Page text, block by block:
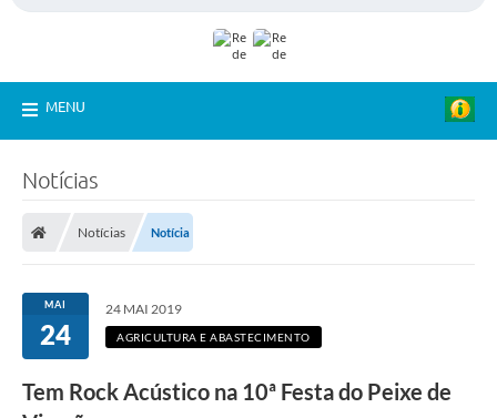
MENU
Notícias
Notícias Notícia
MAI
24
24 MAI 2019
AGRICULTURA E ABASTECIMENTO
Tem Rock Acústico na 10ª Festa do Peixe de